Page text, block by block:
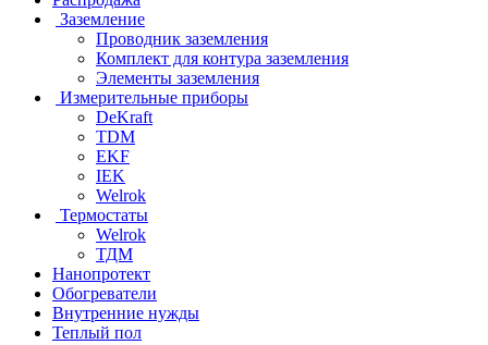
Заземление
Проводник заземления
Комплект для контура заземления
Элементы заземления
Измерительные приборы
DeKraft
TDM
EKF
IEK
Welrok
Термостаты
Welrok
ТДМ
Нанопротект
Обогреватели
Внутренние нужды
Теплый пол